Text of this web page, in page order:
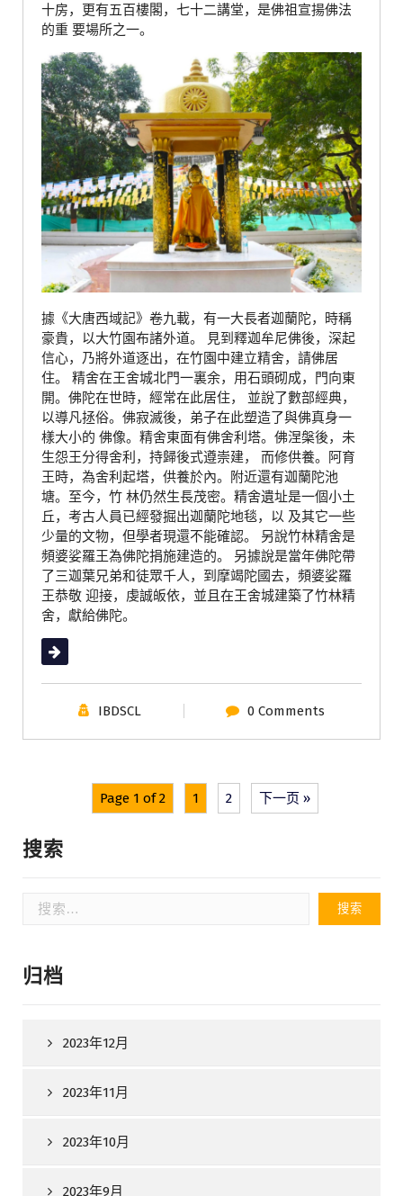
十房，更有五百樓閣，七十二講堂，是佛祖宣揚佛法
的重 要場所之一。
據《大唐西域記》卷九載，有一大長者迦蘭陀，時稱
豪貴，以大竹園布諸外道。 見到釋迦牟尼佛後，深起
信心，乃將外道逐出，在竹園中建立精舍，請佛居
住。 精舍在王舍城北門一裏余，用石頭砌成，門向東
開。佛陀在世時，經常在此居住， 並說了數部經典，
以導凡拯俗。佛寂滅後，弟子在此塑造了與佛真身一
樣大小的 佛像。精舍東面有佛舍利塔。佛涅槃後，未
生怨王分得舍利，持歸後式遵崇建， 而修供養。阿育
王時，為舍利起塔，供養於內。附近還有迦蘭陀池
塘。至今，竹 林仍然生長茂密。精舍遺址是一個小土
丘，考古人員已經發掘出迦蘭陀地毯，以 及其它一些
少量的文物，但學者現還不能確認。 另說竹林精舍是
頻婆娑羅王為佛陀捐施建造的。 另據說是當年佛陀帶
了三迦葉兄弟和徒眾千人，到摩竭陀國去，頻婆娑羅
王恭敬 迎接，虔誠皈依，並且在王舍城建築了竹林精
舍，獻給佛陀。
Read More
IBDSCL 0 Comments
Page 1 of 2 1 2 下一页 »
搜索
归档
2023年12月
2023年11月
2023年10月
2023年9月